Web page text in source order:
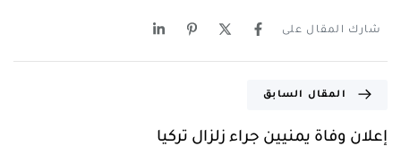
شارك المقال على
المقال السابق
إعلان وفاة يمنيين جراء زلزال تركيا